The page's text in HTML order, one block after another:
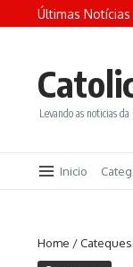
Ir para o conteúdo
Últimas Notícias
Terça-feira da
Levando as noticias da
Inicio
Home /